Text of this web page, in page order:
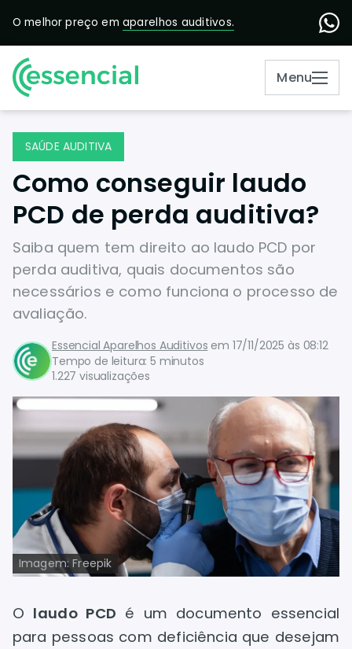
O melhor preço em aparelhos auditivos.
Menu
SAÚDE AUDITIVA
Como conseguir laudo
PCD de perda auditiva?
Saiba quem tem direito ao laudo PCD por
perda auditiva, quais documentos são
necessários e como funciona o processo de
avaliação.
Essencial Aparelhos Auditivos em 17/11/2025 às 08:12
Tempo de leitura: 5 minutos
1.227 visualizações
Imagem: Freepik
O laudo PCD é um documento essencial
para pessoas com deficiência que desejam